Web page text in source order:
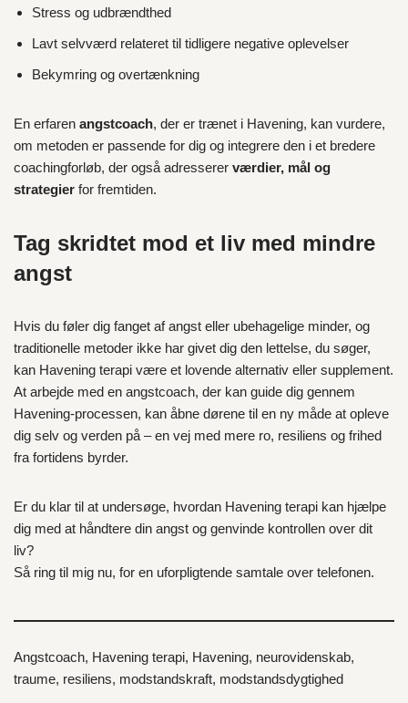
Stress og udbrændthed
Lavt selvværd relateret til tidligere negative oplevelser
Bekymring og overtænkning
En erfaren angstcoach, der er trænet i Havening, kan vurdere,
om metoden er passende for dig og integrere den i et bredere
coachingforløb, der også adresserer værdier, mål og
strategier for fremtiden.
Tag skridtet mod et liv med mindre
angst
Hvis du føler dig fanget af angst eller ubehagelige minder, og
traditionelle metoder ikke har givet dig den lettelse, du søger,
kan Havening terapi være et lovende alternativ eller supplement.
At arbejde med en angstcoach, der kan guide dig gennem
Havening-processen, kan åbne dørene til en ny måde at opleve
dig selv og verden på – en vej med mere ro, resiliens og frihed
fra fortidens byrder.
Er du klar til at undersøge, hvordan Havening terapi kan hjælpe
dig med at håndtere din angst og genvinde kontrollen over dit
liv?
Så ring til mig nu, for en uforpligtende samtale over telefonen.
Angstcoach, Havening terapi, Havening, neurovidenskab,
traume, resiliens, modstandskraft, modstandsdygtighed